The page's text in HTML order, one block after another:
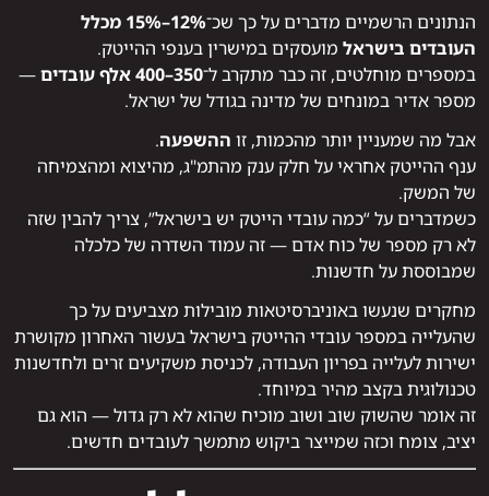
הנתונים הרשמיים מדברים על כך שכ־
12%–15% מכלל
העובדים בישראל מועסקים במישרין בענפי ההייטק.
במספרים מוחלטים, זה כבר מתקרב ל־350–400 אלף עובדים
—
מספר אדיר במונחים של מדינה בגודל של ישראל.
אבל מה שמעניין יותר מהכמות, זו ההשפעה.
ענף ההייטק אחראי על חלק ענק מהתמ"ג, מהיצוא ומהצמיחה
של המשק.
כשמדברים על “כמה עובדי הייטק יש בישראל”, צריך להבין שזה
לא רק מספר של כוח אדם — זה עמוד השדרה של כלכלה
שמבוססת על חדשנות.
מחקרים שנעשו באוניברסיטאות מובילות מצביעים על כך
שהעלייה במספר עובדי ההייטק בישראל בעשור האחרון מקושרת
ישירות לעלייה בפריון העבודה, לכניסת משקיעים זרים ולחדשנות
טכנולוגית בקצב מהיר במיוחד.
זה אומר שהשוק שוב ושוב מוכיח שהוא לא רק גדול — הוא גם
יציב, צומח וכזה שמייצר ביקוש מתמשך לעובדים חדשים.